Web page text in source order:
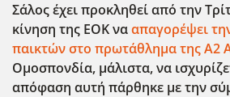
Σάλος έχει προκληθεί από την
κίνηση της ΕΟΚ νααπαγορέψει
παικτών στο πρωτάθλημα της Α2
Ομοσπονδία, μάλιστα, να
απόφαση αυτή πάρθηκε με την